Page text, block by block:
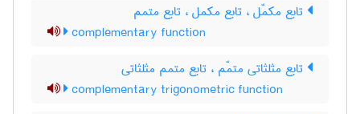
تابع مکمّل ، تابع مکمل ، تابع متمم
complementary function
تابع مثلثاتی متمّم ، تابع متمم مثلثاتی
complementary trigonometric function